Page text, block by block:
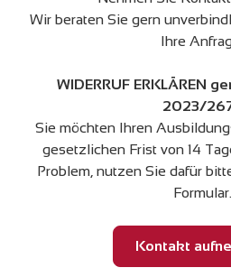
Wir beraten Sie gern
Ihre
WIDERRUF ERKLÄREN
2023/
Sie möchten Ihren
gesetzlichen Frist von 14
Problem, nutzen Sie dafür
Formular.
Kontakt